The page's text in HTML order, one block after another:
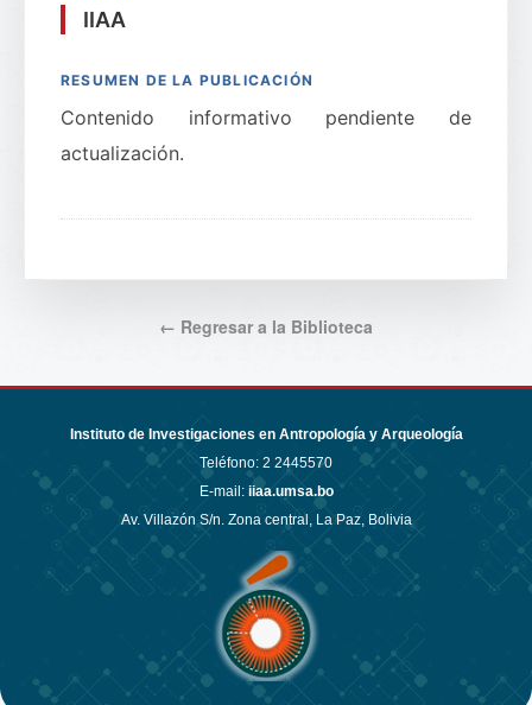
IIAA
RESUMEN DE LA PUBLICACIÓN
Contenido informativo pendiente de
actualización.
← Regresar a la Biblioteca
Instituto de Investigaciones en Antropología y Arqueología
Teléfono: 2 2445570
E-mail: iiaa.umsa.bo
Av. Villazón S/n. Zona central, La Paz, Bolivia